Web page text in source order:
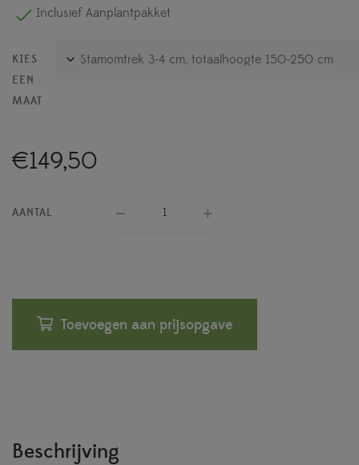
Inclusief Aanplantpakket
KIES
EEN
MAAT
€149,50
AANTAL
Toevoegen aan prijsopgave
Beschrijving